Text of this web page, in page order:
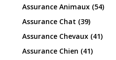
Assurance Animaux(54)
Assurance Chat (39)
Assurance Chevaux(41)
Assurance Chien (41)